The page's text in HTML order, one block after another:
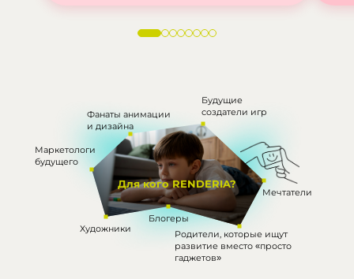
Для кого RENDERIA?
Будущие
создатели игр
Мечтатели
Родители, которые ищут
развитиевместо «просто
гаджетов»
Блогеры
Художники
Маркетологи
будущего
Фанаты анимации
и дизайна